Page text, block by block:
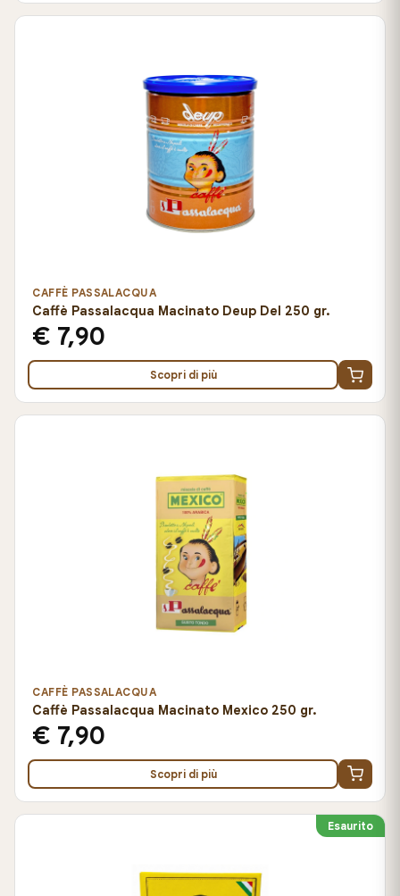
CAFFÈ PASSALACQUA
Caffè Passalacqua Macinato Deup Del 250 gr.
€ 7,90
Scopri di più
CAFFÈ PASSALACQUA
Caffè Passalacqua Macinato Mexico 250 gr.
€ 7,90
Scopri di più
Esaurito